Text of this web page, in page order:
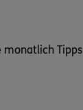
monatlich Tipps